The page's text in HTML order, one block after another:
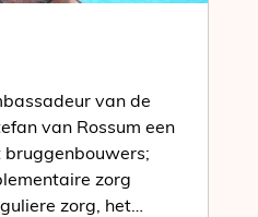
van de
van Rossum een
zorg
zorg, het